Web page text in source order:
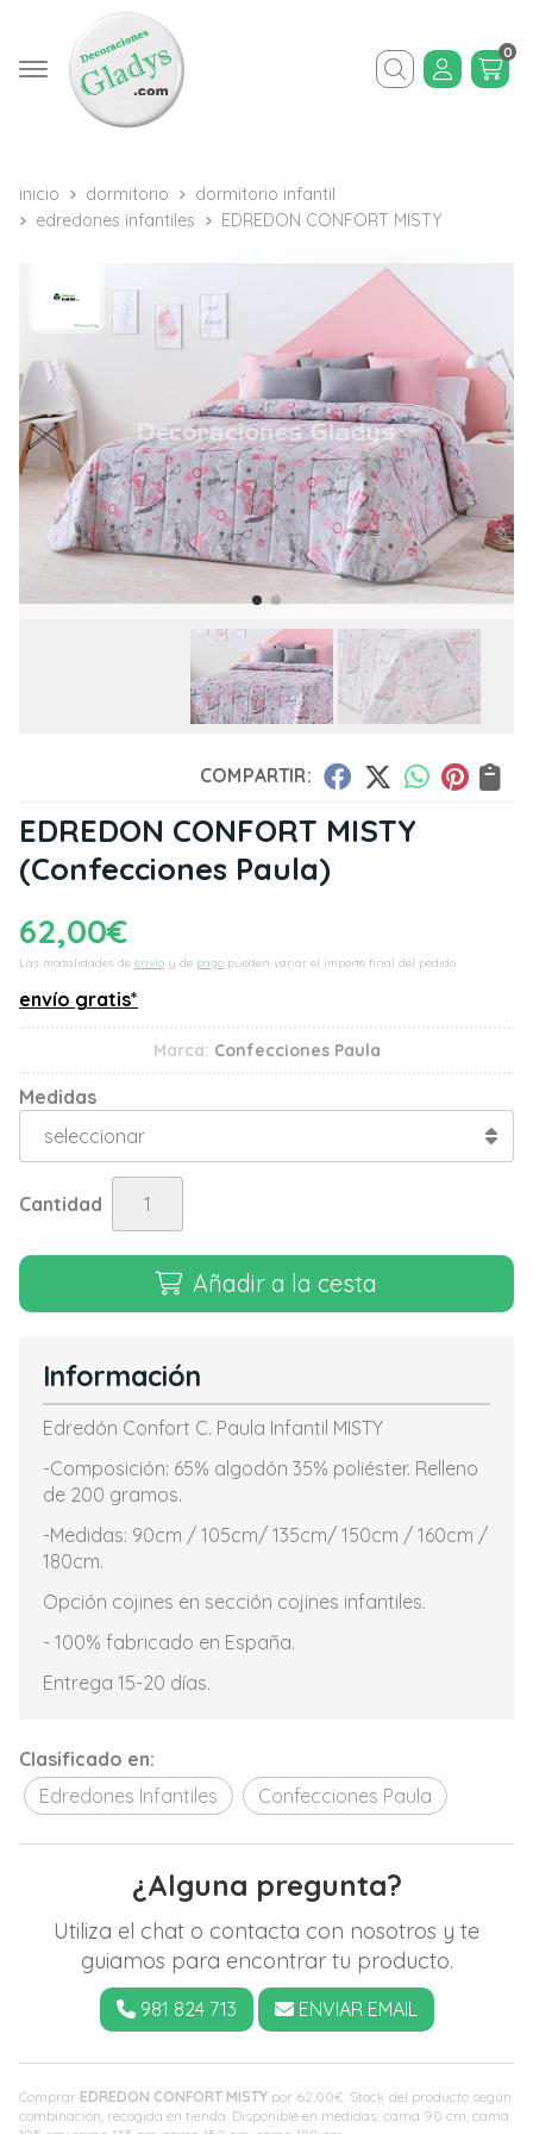
Buscar
0
inicio dormitorio
dormitorio infantil
edredones infantiles
EDREDON CONFORT MISTY
COMPARTIR:
EDREDON CONFORT MISTY
(Confecciones Paula)
62,00€
Las modalidades de envío y de pago pueden variar el importe final del pedido.
envío gratis*
Marca: Confecciones Paula
Medidas
Cantidad
Añadir a la cesta
Comprar EDREDON CONFORT MISTY por 62,00€ . Stock del producto según
combinación, recogida en tienda. Disponible en medidas: cama 90 cm; cama
Información
Edredón Confort C. Paula Infantil MISTY
-Composición: 65% algodón 35% poliéster. Relleno
de 200 gramos.
-Medidas: 90cm / 105cm/ 135cm/ 150cm / 160cm /
180cm.
Opción cojines en sección cojines infantiles.
- 100% fabricado en España.
Entrega 15-20 días.
Clasificado en:
Edredones Infantiles
Confecciones Paula
¿Alguna pregunta?
Utiliza el chat o contacta con nosotros y te
guiamos para encontrar tu producto.
981 824 713 ENVIAR EMAIL